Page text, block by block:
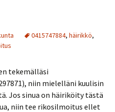
0415747884, häirikkö,
tekemälläsi
niin mielelläni kuulisin
Jos sinua on häiriköity tästä
niin tee rikosilmoitus ellet